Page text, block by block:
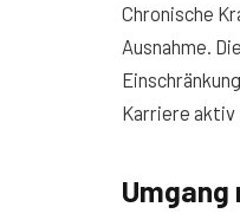
Chronische
Ausnahme.
Karriere aktiv
Umgang